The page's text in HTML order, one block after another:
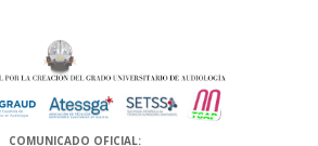
COMUNICADO OFICIAL: